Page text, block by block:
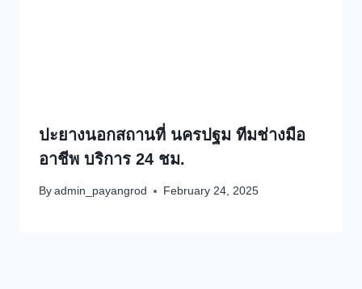
ปะยางนอกสถานที่ นครปฐม ทีมช่างมือ
อาชีพ บริการ 24 ชม.
By admin_payangrod February 24, 2025